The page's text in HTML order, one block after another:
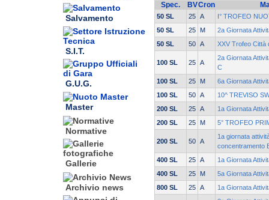
Salvamento
S.I.T.
G.U.G.
Master
Normative
Gallerie
Archivio news
Spec. BVCron
50 SL 25 A
I° TROFEO
50 SL
25 M
2a Giornata
50 SL
50 A XXV Trofeo Città
100 SL 25 A
2a Giornata
C
100 SL
25 M
6a Giornata
100 SL
50 A
10^ TREVISO
200 SL
25 A
1a Giornata
200 SL
25 M 5° TROFEO
200 SL 50 A
1a giornata
concentramento
400 SL
25 A
1a Giornata
400 SL
25 M
5a Giornata
800 SL
25 A 1a Giornata